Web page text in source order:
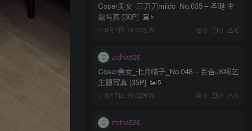
Coser美女_三刀刀miido_No.035 – 圣诞 主
题写真 [30P]
5
8月7日 19:02发布 0 0 0
ztdha520
Coser美女_七月喵子_No.048 – 百合JK绳艺
主题写真 [35P]
5
8月7日 19:02发布 1 0 0
ztdha520